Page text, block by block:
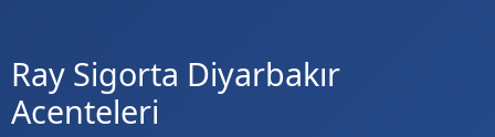
Ray Sigorta Diyarbakır
Acenteleri